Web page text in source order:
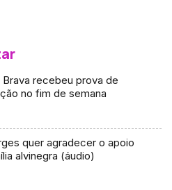
Brava recebeu prova de
no fim de semana
quer agradecer o apoio
alvinegra (áudio)